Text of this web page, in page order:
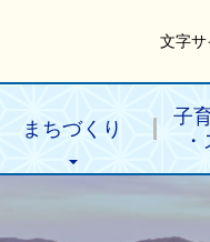
文字サ
まちづくり
子